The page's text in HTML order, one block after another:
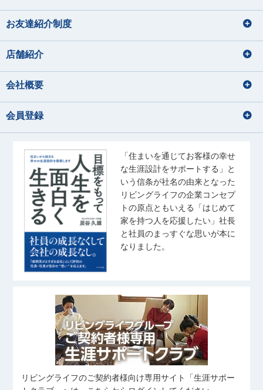
お友達紹介制度
店舗紹介
会社概要
会員登録
「住まいを通じてお客様の幸せ
な生涯設計をサポートする」と
いう信条が社名の由来となった
リビングライフの企業コンセプ
トの原点ともいえる「はじめて
家を持つ人を応援したい」社長
と社員のまっすぐな思いが本に
なりました。
リビングライフのご契約者様向け専用サイト「生涯サポー